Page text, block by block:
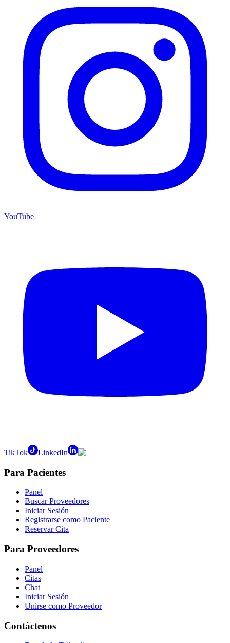
YouTube
TikTok LinkedIn
Para Pacientes
Panel
Buscar Proveedores
Iniciar Sesión
Registrarse como Paciente
Reservar Cita
Para Proveedores
Panel
Citas
Chat
Iniciar Sesión
Unirse como Proveedor
Contáctenos